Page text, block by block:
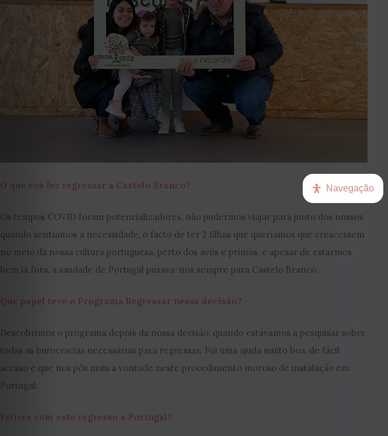
EDIÇÃO
DE
JULHO
2026
2024
2022
2021
Obras
de
Capa
Contactos
Estatuto
O que vos fez regressar a Castelo Branco?
Os tempos COVID foram potencializadores, não pudermos viajar para junto dos nossos
quando sentíamos a necessidade, o facto de ter 2 filhas que queríamos que crescessem
no meio da nossa cultura portuguesa, perto dos avós e primos, e apesar de estarmos
bem lá fora, a saudade de Portugal puxava-nos sempre para Castelo Branco.
Que papel teve o Programa Regressar nessa decisão?
Descobrimos o programa depois da nossa decisão, quando estávamos a pesquisar sobre
todas as burocracias necessárias para regressar. Foi uma ajuda muito boa, de fácil
acesso e que nos pôs mais a vontade neste procedimento moroso de instalação em
Portugal.
Felizes com este regresso a Portugal?
Navegação